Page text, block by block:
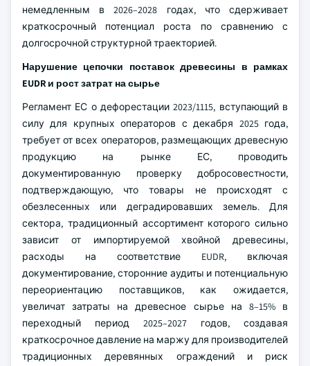
немедленным в 2026–2028 годах, что сдерживает
краткосрочный потенциал роста по сравнению с
долгосрочной структурной траекторией.
Нарушение цепочки поставок древесины в рамках
EUDR и рост затрат на сырье
Регламент ЕС о дефорестации 2023/1115, вступающий в
силу для крупных операторов с декабря 2025 года,
требует от всех операторов, размещающих древесную
продукцию на рынке ЕС, проводить
документированную проверку добросовестности,
подтверждающую, что товары не происходят с
обезлесенных или деградировавших земель. Для
сектора, традиционный ассортимент которого сильно
зависит от импортируемой хвойной древесины,
расходы на соответствие EUDR, включая
документирование, сторонние аудиты и потенциальную
переориентацию поставщиков, как ожидается,
увеличат затраты на древесное сырье на 8–15% в
переходный период 2025–2027 годов, создавая
краткосрочное давление на маржу для производителей
традиционных деревянных ограждений и риск